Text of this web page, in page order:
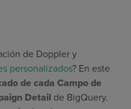
de Doppler y
personalizados? En este
de cada Campo de
Detail de BigQuery.